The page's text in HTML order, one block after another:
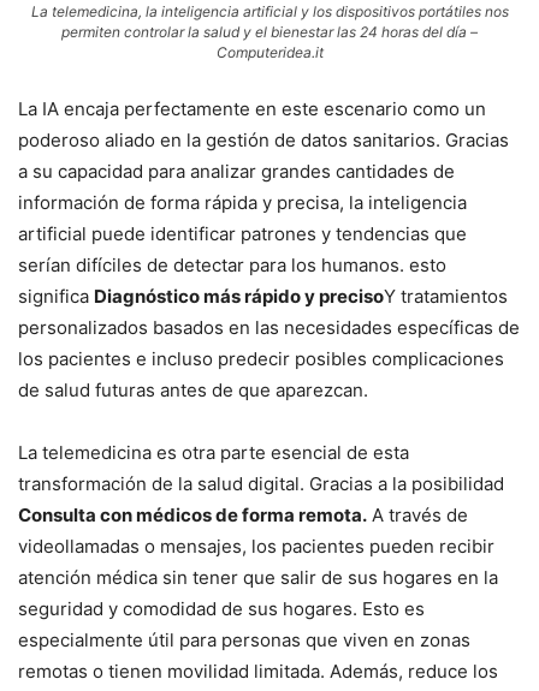
La telemedicina, la inteligencia artificial y los dispositivos portátiles nos
permiten controlar la salud y el bienestar las 24 horas del día –
Computeridea.it
La IA encaja perfectamente en este escenario como un
poderoso aliado en la gestión de datos sanitarios. Gracias
a su capacidad para analizar grandes cantidades de
información de forma rápida y precisa, la inteligencia
artificial puede identificar patrones y tendencias que
serían difíciles de detectar para los humanos. esto
significa Diagnóstico más rápido y precisoY tratamientos
personalizados basados ​​en las necesidades específicas de
los pacientes e incluso predecir posibles complicaciones
de salud futuras antes de que aparezcan.
La telemedicina es otra parte esencial de esta
transformación de la salud digital. Gracias a la posibilidad
Consulta con médicos de forma remota. A través de
videollamadas o mensajes, los pacientes pueden recibir
atención médica sin tener que salir de sus hogares en la
seguridad y comodidad de sus hogares. Esto es
especialmente útil para personas que viven en zonas
remotas o tienen movilidad limitada. Además, reduce los